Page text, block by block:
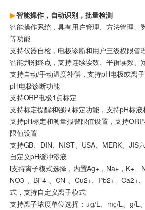
智能操作，自动识别，批量检测
智能操作系统，具有用户管理、方法管理、
等功能
支持仪器自检，电极诊断和用户三级权限管
智能判别终点，支持连续读数、平衡读数、
支持自动/手动温度补偿，支持pH电极或离
pH电极诊断功能
支持ORP电极1点标定
支持标定提醒和强制标定功能，支持pH标
支持pH标定和测量报警限值设置，支持
限值设置
支持GB、DIN、NIST、USA、MERK、JIS
自定义pH缓冲溶液
l支持离子模式选择，内置Ag+，Na+，K+、
NO3-、BF4-、CN-、Cu2+、Pb2+、Ca2+
式，支持自定义离子模式
支持离子浓度单位选择：μg/L、mg/L、g/L